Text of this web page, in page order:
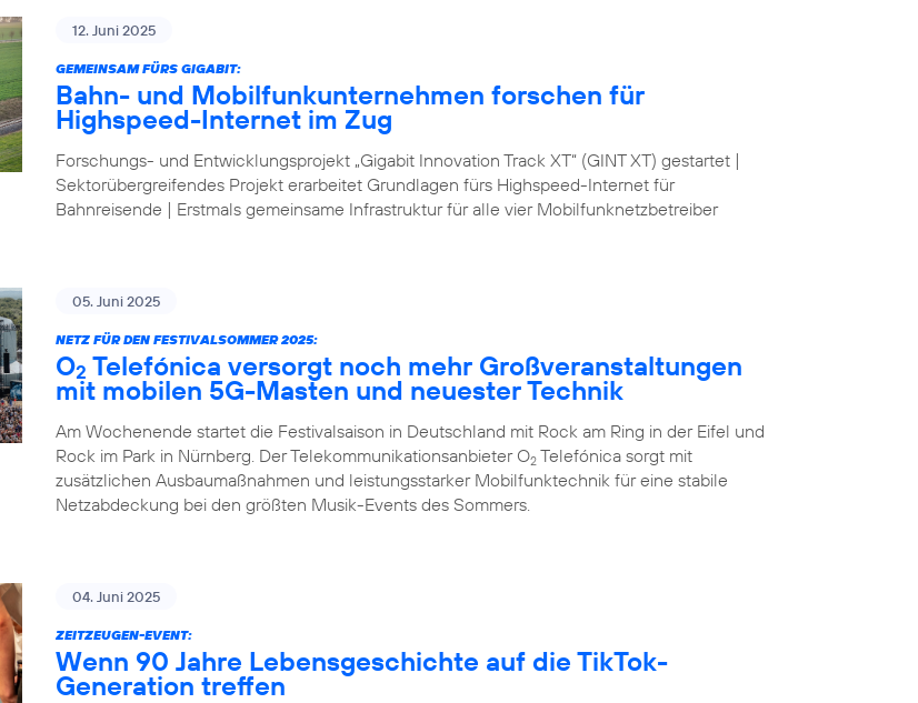
12. Juni 2025
GEMEINSAM FÜRS GIGABIT:
Bahn- und Mobilfunkunternehmen forschen für
Highspeed-Internet im Zug
Forschungs- und Entwicklungsprojekt „Gigabit Innovation Track XT“ (GINT XT) gestartet |
Sektorübergreifendes Projekt erarbeitet Grundlagen fürs Highspeed-Internet für
Bahnreisende | Erstmals gemeinsame Infrastruktur für alle vier Mobilfunknetzbetreiber
05. Juni 2025
NETZ FÜR DEN FESTIVALSOMMER 2025:
O2 Telefónica versorgt noch mehr Großveranstaltungen
mit mobilen 5G-Masten und neuester Technik
Am Wochenende startet die Festivalsaison in Deutschland mit Rock am Ring in der Eifel und
Rock im Park in Nürnberg. Der Telekommunikationsanbieter O2 Telefónica sorgt mit
zusätzlichen Ausbaumaßnahmen und leistungsstarker Mobilfunktechnik für eine stabile
Netzabdeckung bei den größten Musik-Events des Sommers.
04. Juni 2025
ZEITZEUGEN-EVENT:
Wenn 90 Jahre Lebensgeschichte auf die TikTok-
Generation treffen